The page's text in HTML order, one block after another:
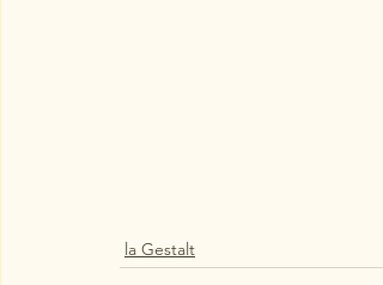
la Gestalt